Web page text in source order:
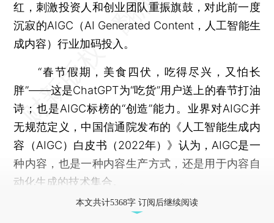
红，刺激投资人和创业团队重振旗鼓，对此前一度
沉寂的AIGC（AI Generated Content，人工智能生
成内容）行业加码投入。
“春节假期，美食四伏，吃得尽兴，又怕长
胖”——这是ChatGPT为“吃货”用户送上的春节打油
诗；也是AIGC标榜的“创造”能力。业界对AIGC并
无规范定义，中国信通院发布的《人工智能生成内
容（AIGC）白皮书（2022年）》认为，AIGC是一
种内容，也是一种内容生产方式，还是用于内容自
动化生成的技术集合。
本文共计5368字 订阅后继续阅读